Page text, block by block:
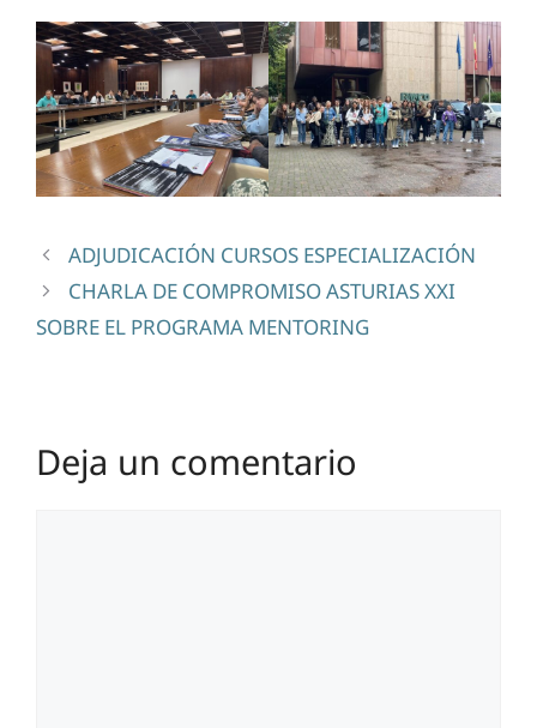
ADJUDICACIÓN CURSOS ESPECIALIZACIÓN
CHARLA DE COMPROMISO ASTURIAS XXI
SOBRE EL PROGRAMA MENTORING
Deja un comentario